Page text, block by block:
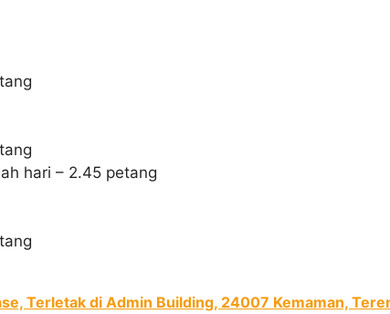
hari – 2.45 petang
Terletak di Admin Building, 24007 Kemaman,